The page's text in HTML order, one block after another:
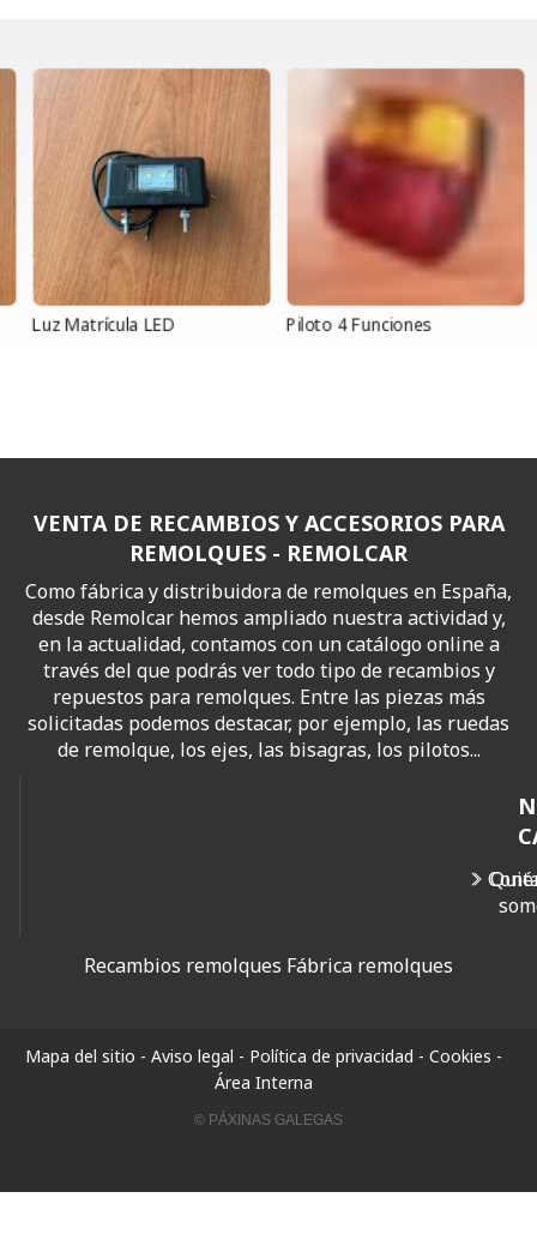
Luz Matrícula LED Piloto 4 Funciones
VENTA DE RECAMBIOS Y ACCESORIOS PARA
REMOLQUES - REMOLCAR
Como fábrica y distribuidora de remolques en España,
desde Remolcar hemos ampliado nuestra actividad y,
en la actualidad, contamos con un catálogo online a
través del que podrás ver todo tipo de recambios y
repuestos para remolques. Entre las piezas más
solicitadas podemos destacar, por ejemplo, las ruedas
de remolque, los ejes, las bisagras, los pilotos...
Recambios remolques Fábrica remolques
Mapa del sitio - Aviso legal - Política de privacidad - Cookies -
Área Interna
© PÁXINAS GALEGAS